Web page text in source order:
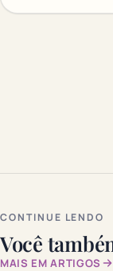
CONTINUE LENDO
Você
MAIS EM ARTIGOS